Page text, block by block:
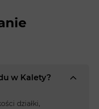
w Kalety?
działki,